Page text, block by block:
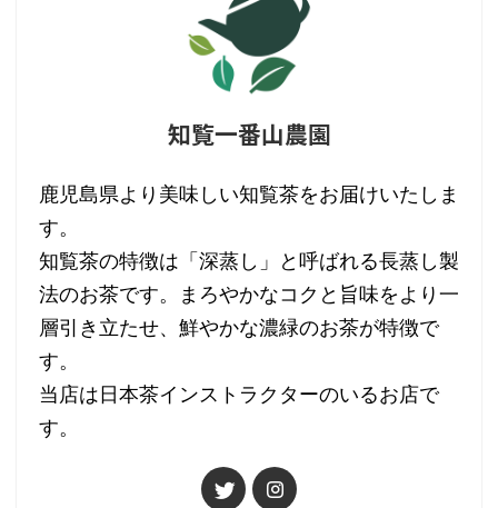
知覧一番山農園
鹿児島県より美味しい知覧茶をお届けいたしま
す。
知覧茶の特徴は「深蒸し」と呼ばれる長蒸し製
法のお茶です。まろやかなコクと旨味をより一
層引き立たせ、鮮やかな濃緑のお茶が特徴で
す。
当店は日本茶インストラクターのいるお店で
す。